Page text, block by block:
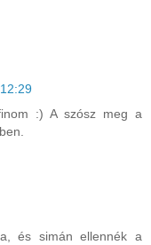
:) A szósz meg a
és simán ellennék a